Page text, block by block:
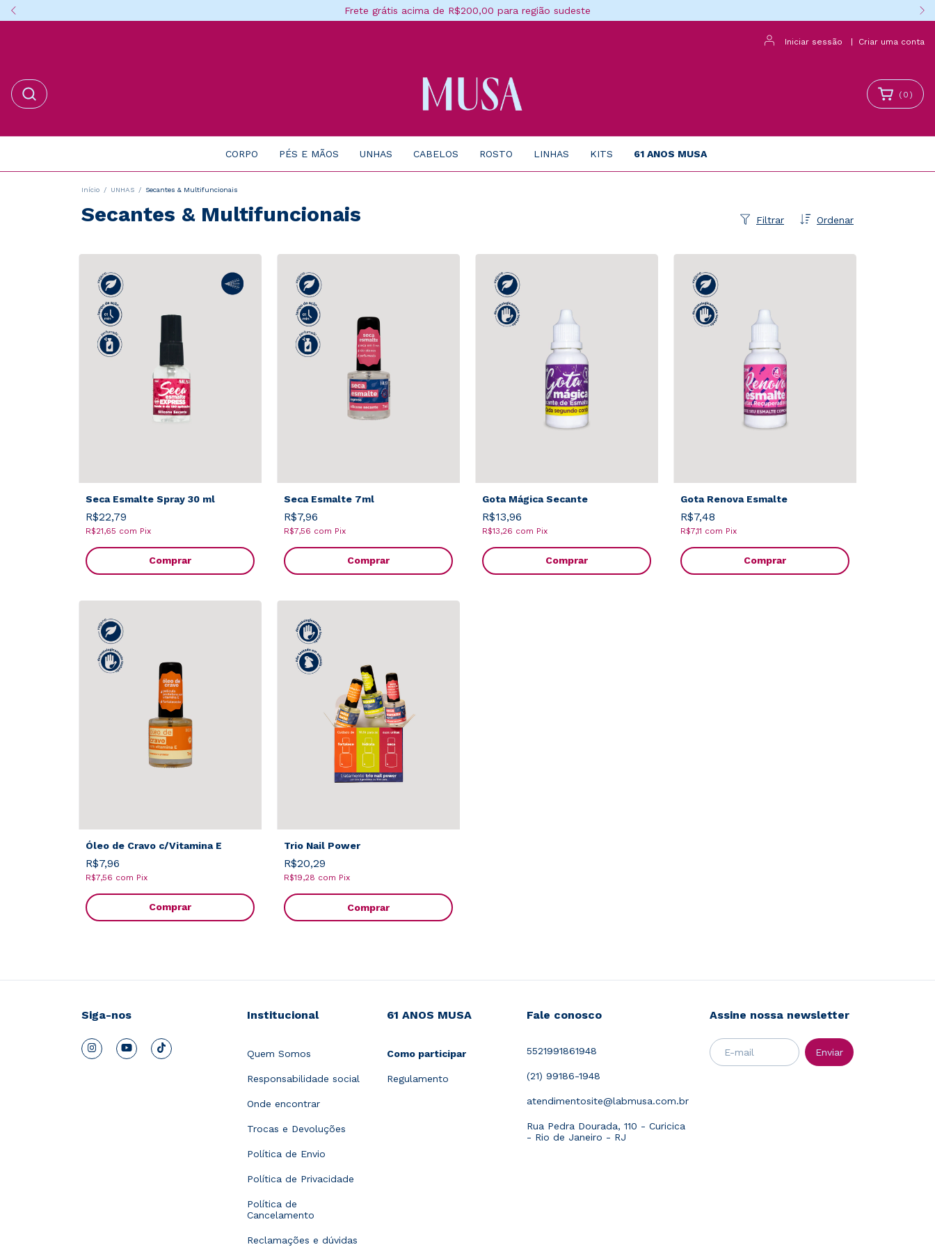
Iniciar sessão Criar uma conta
Frete grátis acima de R$200,00 para região sudeste
( 0 )
CORPO PÉS E MÃOS UNHAS CABELOS ROSTO LINHAS KITS 61 ANOS MUSA
Início / UNHAS / Secantes & Multifuncionais
Secantes & Multifuncionais Ordenar
Filtrar
Seca Esmalte Spray 30 ml
R$22,79
R$21,65 com Pix
Comprar
Seca Esmalte 7ml
R$7,96
R$7,56 com Pix
Comprar
Gota Mágica Secante
R$13,96
R$13,26 com Pix
Comprar
Gota Renova Esmalte
R$7,48
R$7,11 com Pix
Comprar
Óleo de Cravo c/Vitamina E
R$7,96
R$7,56 com Pix
Comprar
Trio Nail Power
R$20,29
R$19,28 com Pix
Siga-nos Institucional
Quem Somos
Responsabilidade social
Onde encontrar
Trocas e Devoluções
Política de Envio
Política de Privacidade
Política de
Cancelamento
Reclamações e dúvidas
61 ANOS MUSA
Como participar
Regulamento
Fale conosco
5521991861948
(21) 99186-1948
atendimentosite@labmusa.com.br
Rua Pedra Dourada, 110 - Curicica
- Rio de Janeiro - RJ
Assine nossa newsletter